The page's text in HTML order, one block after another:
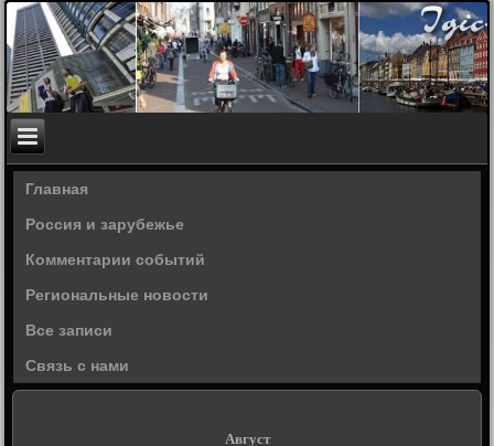
Главная
Россия и зарубежье
Комментарии событий
Региональные новости
Все записи
Связь с нами
Август